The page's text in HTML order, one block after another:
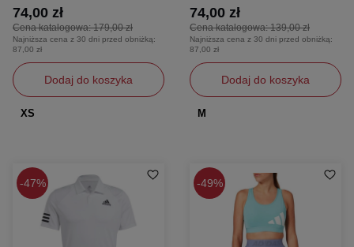
Cena katalogowa:179,00 zł
74,00 zł
Najniższa cena z 30 dni przed obniżką:
87,00 zł
Dodaj do koszyka
XS
Cena katalogowa:139,00 zł
74,00 zł
Najniższa cena z 30 dni przed obniżką:
87,00 zł
Dodaj do koszyka
M
47% 49%